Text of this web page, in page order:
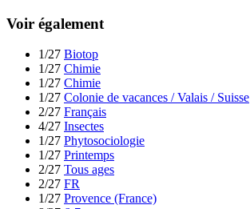
Voir également
1/27 Biotop
1/27 Chimie
1/27 Chimie
1/27 Colonie de vacances / Valais / Suisse
2/27 Français
4/27 Insectes
1/27 Phytosociologie
1/27 Printemps
2/27 Tous ages
2/27 FR
1/27 Provence (France)